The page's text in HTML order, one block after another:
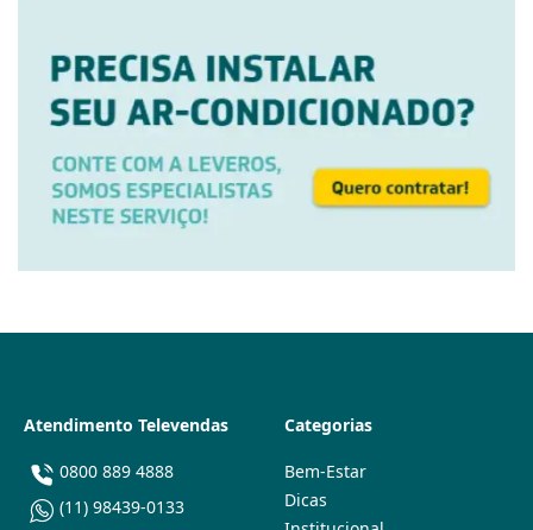
Atendimento Televendas
0800 889 4888
(11) 98439-0133
Categorias
Bem-Estar
Dicas